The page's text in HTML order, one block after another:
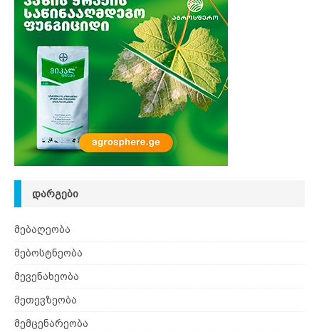
ᲓᲐᲠᲒᲔᲑᲘ
მებაღეობა
მებოსტნეობა
მევენახეობა
მეთევზეობა
მემცენარეობა